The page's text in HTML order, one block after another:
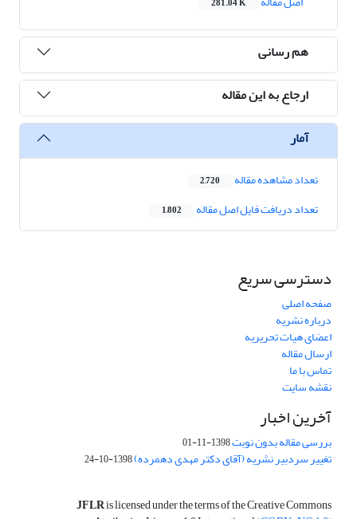
281.04 K
هم رسانی
ارجاع به این مقاله
آمار
تعداد مشاهده مقاله 2,720
تعداد دریافت فایل اصل مقاله 1,802
دسترسی سریع
صفحه اصلی
درباره نشریه
اعضای هیات تحریریه
ارسال مقاله
تماس با ما
نقشه سایت
آخرین اخبار
بررسی مقاله بدون نوبت1398-11-01
تغییر سردبیر نشریه (آقای دکتر مهدی دهمرده)1398-10-24
JFLRis licensed under the terms of the Creative Commons